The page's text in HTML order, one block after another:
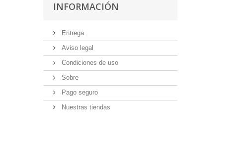
INFORMACIÓN
Entrega
Aviso legal
Condiciones de uso
Sobre
Pago seguro
Nuestras tiendas